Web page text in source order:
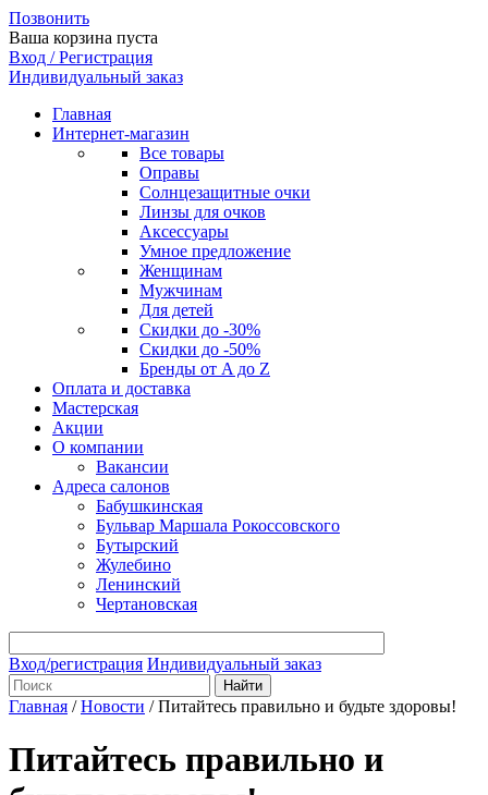
Позвонить
Ваша корзина пуста
Вход / Регистрация
Индивидуальный заказ
Главная
Интернет-магазин
Все товары
Оправы
Солнцезащитные очки
Линзы для очков
Аксессуары
Умное предложение
Женщинам
Мужчинам
Для детей
Скидки до -30%
Скидки до -50%
Бренды от A до Z
Оплата и доставка
Мастерская
Акции
О компании
Вакансии
Адреса салонов
Бабушкинская
Бульвар Маршала Рокоссовского
Бутырский
Жулебино
Ленинский
Чертановская
Вход/регистрация Индивидуальный заказ
Главная /Новости /Питайтесь правильно и будьте здоровы!
Питайтесь правильно и